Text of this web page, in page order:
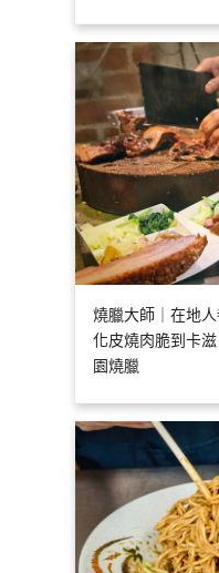
燒臘大師｜在地
化皮燒肉脆到卡
園燒臘